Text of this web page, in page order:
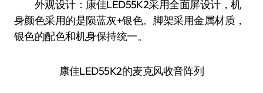
外观设计：康佳LED55K2采用全面屏设计，机
身颜色采用的是陨蓝灰+银色。脚架采用金属材质，
银色的配色和机身保持统一。
康佳LED55K2的麦克风收音阵列